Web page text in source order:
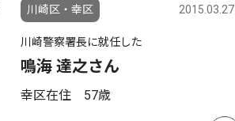
川崎区・幸区 2015.03.27
川崎警察署長に就任した
鳴海 達之さん
幸区在住 57歳